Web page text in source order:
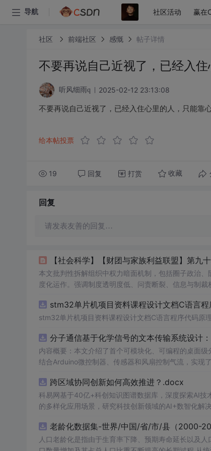
导航 社区活动 赢在
社区 前端社区 感慨 帖子详情
不要再说自己近视了，已经入住
听风细雨q 2025-02-12 23:13:08
不要再说自己近视了，已经入住心里的人，只能靠
给本帖投票
19 回复 打赏 收藏
回复
请发表友善的回复…
本文批判性拆解组织中权力暗面机制，包括圈子政治
度化运作。强调制度透明度低、问责断裂、信息与制
stm32单片机项目资料课程设计文档C语言
stm32单片机项目资料课程设计文档C语言程序代码原
分子通信基于化学信号的文本传输系统设计
内容概要：本文介绍了首个可模块化、可编程的桌面
结合Arduino微控制器、传感器和风扇控制气流，实现
本、易复现的硬件平台。; 适合人群：具备电子工程、通信系统或交叉学科背景，从事纳米技术、生物通信或新型通信系统研究的科研人员
及研究生。; 使用场景及目标：①用于教学演示和科研实验中展示分子通信的基本原理；②作为测试平台研究非线性信道建模、环境干
扰、流量调控对通信性能的影响；③推动面向管道、地下、水下
分子通信系统的实际挑战与优化方向。
跨区域协同创新如何高效推进？.docx
科易网基于40亿+科创知识图谱数据库，深度探索AI
的多样化应用场景，研究科技创新领域的AI+数智化解
老龄化数据集-世界/中国/省/市/县（2000-
人口老龄化是指由于生育率下降、预期寿命延长以及